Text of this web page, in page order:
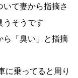
いて妻から指摘さ
うそうです
ら「臭い」と指摘
に乗ってると周り